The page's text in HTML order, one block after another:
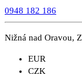
0948 182 186
Nižná nad Oravou,
EUR
CZK